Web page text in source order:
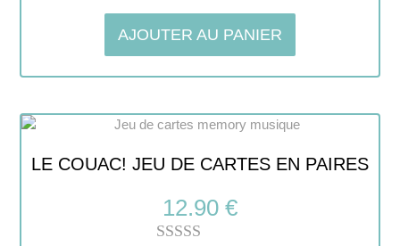
sur 5
AJOUTER AU PANIER
LE COUAC! JEU DE CARTES EN PAIRES
12.90 €